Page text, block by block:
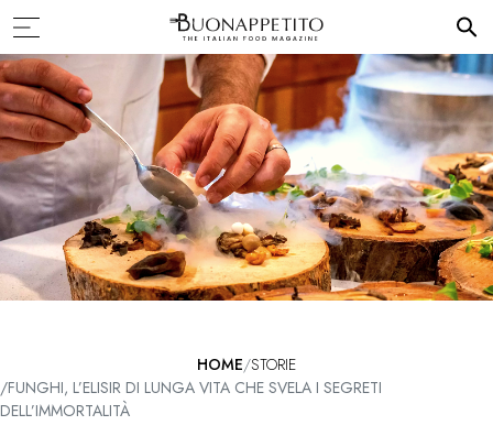
HOME STORIE
FUNGHI, L’ELISIR DI LUNGA VITA CHE SVELA I SEGRETI
DELL’IMMORTALITÀ